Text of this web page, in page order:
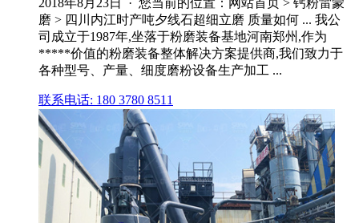
2018年8月23日 · 您当前的位置：网站首页 > 钙粉雷蒙
磨 > 四川内江时产吨夕线石超细立磨 质量如何 ... 我公
司成立于1987年,坐落于粉磨装备基地河南郑州,作为
*****价值的粉磨装备整体解决方案提供商,我们致力于
各种型号、产量、细度磨粉设备生产加工 ...
联系电话: 180 3780 8511